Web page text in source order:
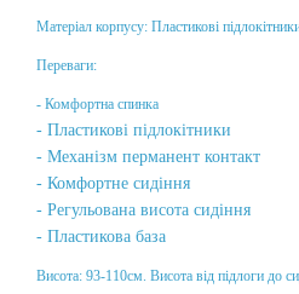
Матеріал корпусу: Пластикові
Переваги:
- Комфортна спинка
- Пластикові підлокітники
- Механізм перманент контакт
- Комфортне сидіння
- Регульована висота сидіння
- Пластикова база
Висота: 93-110см. Висота від підлоги до